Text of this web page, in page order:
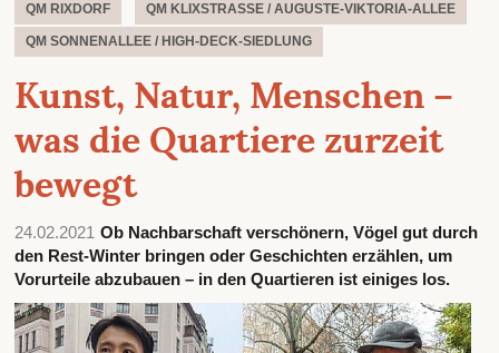
QM RIXDORF QM KLIXSTRASSE / AUGUSTE-VIKTORIA-ALLEE
QM SONNENALLEE / HIGH-DECK-SIEDLUNG
Kunst, Natur, Menschen –
was die Quartiere zurzeit
bewegt
24.02.2021 Ob Nachbarschaft verschönern, Vögel gut durch
den Rest-Winter bringen oder Geschichten erzählen, um
Vorurteile abzubauen – in den Quartieren ist einiges los.